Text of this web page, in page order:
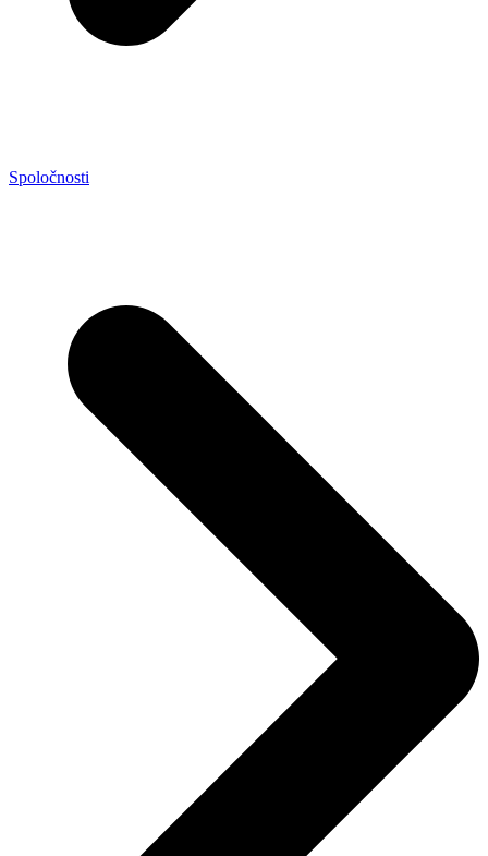
Spoločnosti